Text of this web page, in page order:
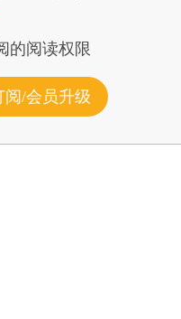
的阅读权限
阅/会员升级